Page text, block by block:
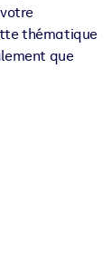
thématique
que